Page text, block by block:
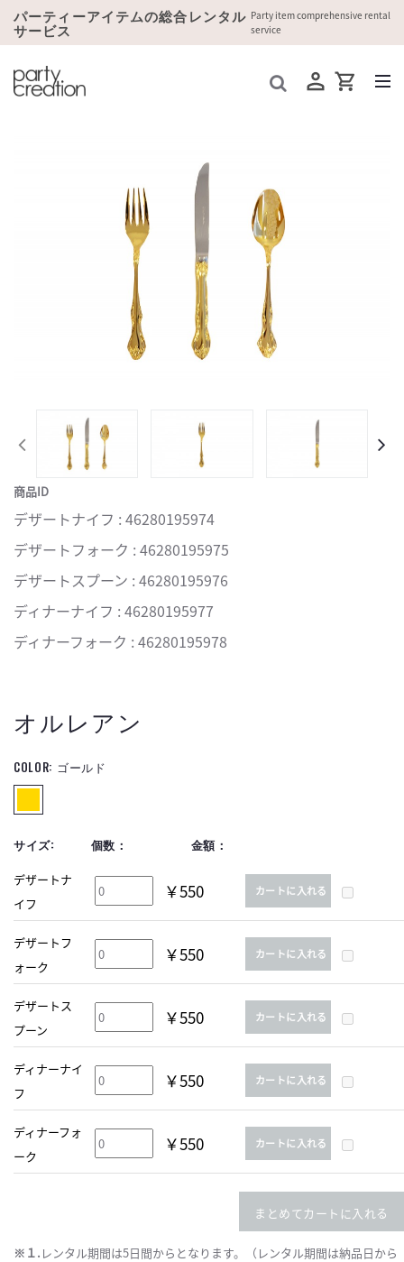
パーティーアイテムの総合レンタル
サービス
Party item comprehensive rental
service
商品ID
デザートナイフ : 46280195974
デザートフォーク : 46280195975
デザートスプーン : 46280195976
ディナーナイフ : 46280195977
ディナーフォーク : 46280195978
オルレアン
COLOR: ゴールド
サイズ: 個数： 金額：
デザートナ
イフ
￥550 カートに入れる
デザートフ
ォーク
￥550 カートに入れる
デザートス
プーン
￥550 カートに入れる
ディナーナイ
フ
￥550 カートに入れる
ディナーフォ
ーク
￥550 カートに入れる
まとめてカートに入れる
※１. レンタル期間は5日間からとなります。（レンタル期間は納品日から